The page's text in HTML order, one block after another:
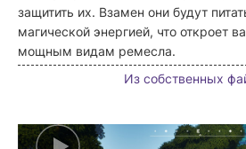
защитить их. Взамен они будут
магической энергией, что откроет
мощным видам ремесла.
Из собственных